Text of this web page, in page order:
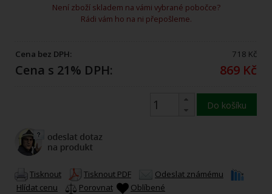
Není zboží skladem na vámi vybrané pobočce?
Rádi vám ho na ni přepošleme.
Cena bez DPH: 718 Kč
Cena s 21% DPH: 869 Kč
Do košíku
Tisknout Tisknout PDF
Odeslat známému
Hlídat cenu
Porovnat
Oblíbené